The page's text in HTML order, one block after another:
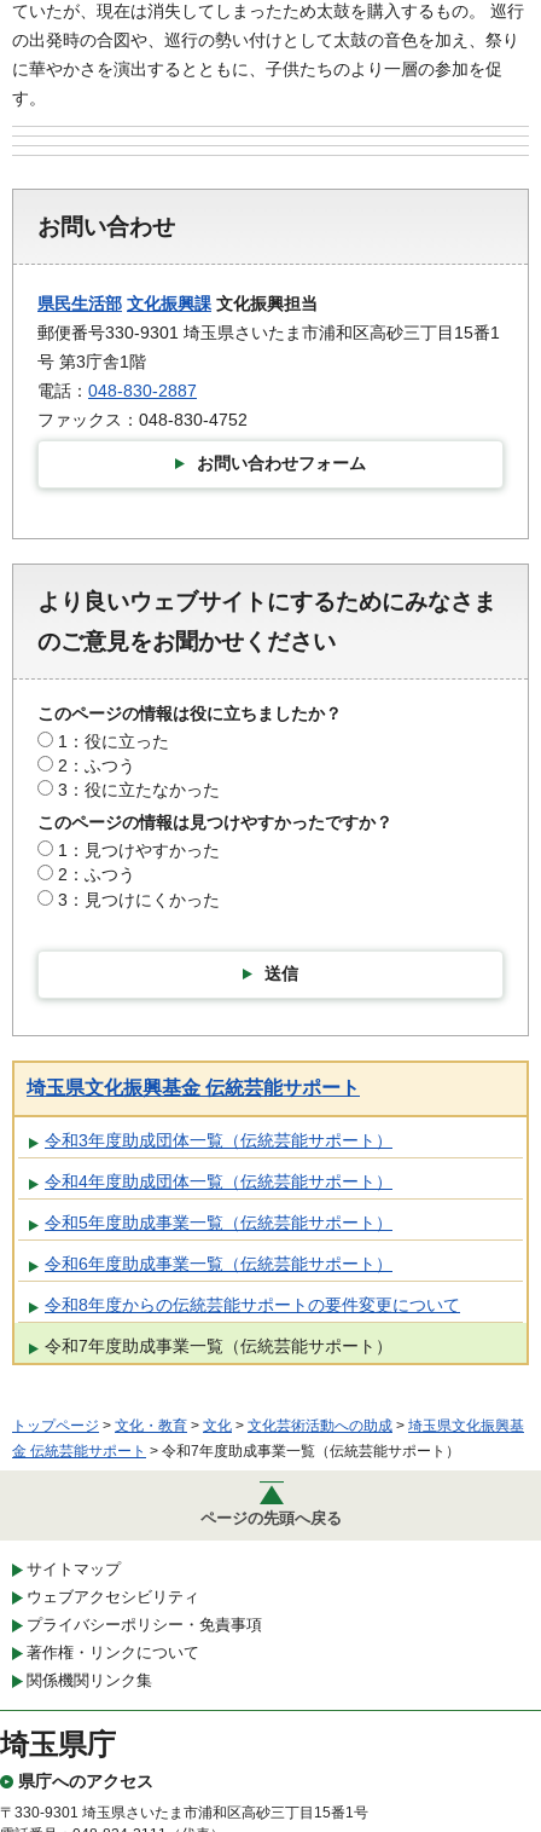
ていたが、現在は消失してしまったため太鼓を購入するもの。 巡行
の出発時の合図や、巡行の勢い付けとして太鼓の音色を加え、祭り
に華やかさを演出するとともに、子供たちのより一層の参加を促
す。
お問い合わせ
県民生活部 文化振興課 文化振興担当
郵便番号330-9301 埼玉県さいたま市浦和区高砂三丁目15番1
号 第3庁舎1階
電話： 048-830-2887
ファックス：048-830-4752
お問い合わせフォーム
より良いウェブサイトにするためにみなさま
のご意見をお聞かせください
このページの情報は役に立ちましたか？
1：役に立った
2：ふつう
3：役に立たなかった
このページの情報は見つけやすかったですか？
1：見つけやすかった
2：ふつう
3：見つけにくかった
送信
埼玉県文化振興基金 伝統芸能サポート
令和3年度助成団体一覧（伝統芸能サポート）
令和4年度助成団体一覧（伝統芸能サポート）
令和5年度助成事業一覧（伝統芸能サポート）
令和6年度助成事業一覧（伝統芸能サポート）
令和8年度からの伝統芸能サポートの要件変更について
令和7年度助成事業一覧（伝統芸能サポート）
トップページ > 文化・教育 > 文化 > 文化芸術活動への助成 > 埼玉県文化振興基
金 伝統芸能サポート > 令和7年度助成事業一覧（伝統芸能サポート）
ページの先頭へ戻る
サイトマップ
ウェブアクセシビリティ
プライバシーポリシー・免責事項
著作権・リンクについて
関係機関リンク集
埼玉県庁
県庁へのアクセス
〒330-9301 埼玉県さいたま市浦和区高砂三丁目15番1号